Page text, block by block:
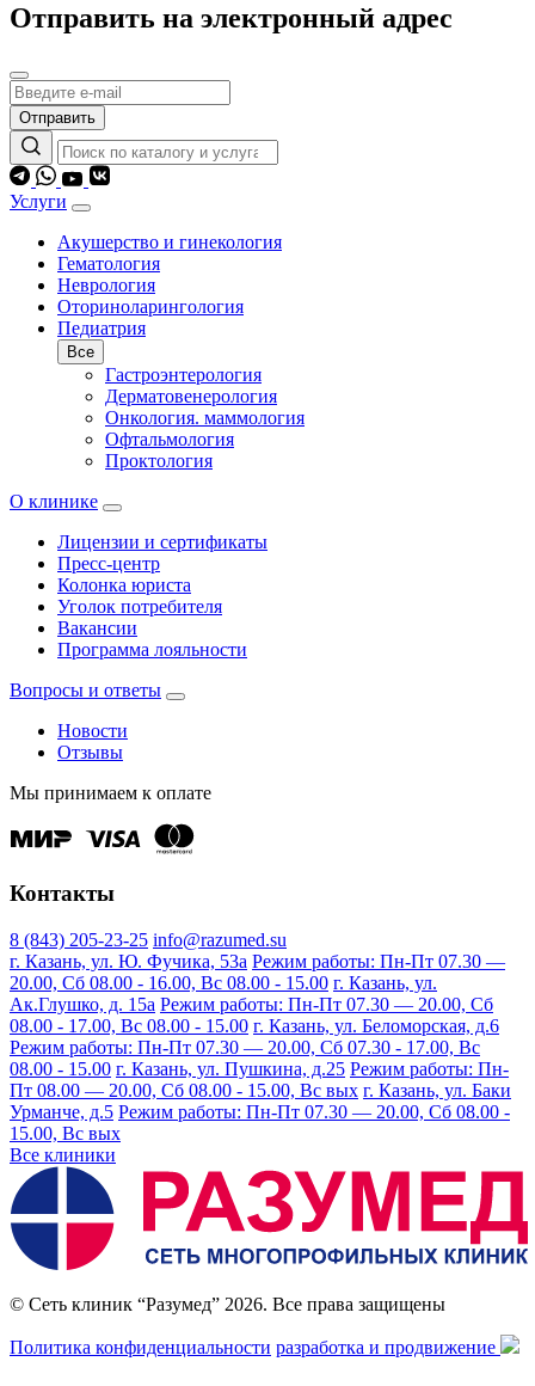
Отправить на электронный адрес
Отправить
Услуги
Акушерство и гинекология
Гематология
Неврология
Оториноларингология
Педиатрия
Все
Гастроэнтерология
Дерматовенерология
Онкология. маммология
Офтальмология
Проктология
О клинике
Лицензии и сертификаты
Пресс-центр
Колонка юриста
Уголок потребителя
Вакансии
Программа лояльности
Вопросы и ответы
Новости
Отзывы
Мы принимаем к оплате
Контакты
8 (843) 205-23-25 info@razumed.su
г. Казань, ул. Ю. Фучика, 53а Режим работы: Пн-Пт 07.30 —
20.00, Сб 08.00 - 16.00, Вс 08.00 - 15.00 г. Казань, ул.
Ак.Глушко, д. 15а Режим работы: Пн-Пт 07.30 — 20.00, Сб
08.00 - 17.00, Вс 08.00 - 15.00 г. Казань, ул. Беломорская, д.6
Режим работы: Пн-Пт 07.30 — 20.00, Сб 07.30 - 17.00, Вс
08.00 - 15.00 г. Казань, ул. Пушкина, д.25 Режим работы: Пн-
Пт 08.00 — 20.00, Сб 08.00 - 15.00, Вс вых г. Казань, ул. Баки
Урманче, д.5 Режим работы: Пн-Пт 07.30 — 20.00, Сб 08.00 -
15.00, Вс вых
Все клиники
© Сеть клиник “Разумед” 2026. Все права защищены
Политика конфиденциальности разработка и продвижение